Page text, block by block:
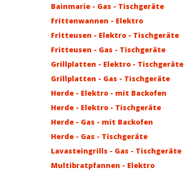
Bainmarie - Gas - Tischgeräte
Frittenwannen - Elektro
Fritteusen - Elektro - Tischgeräte
Fritteusen - Gas - Tischgeräte
Grillplatten - Elektro - Tischgeräte
Grillplatten - Gas - Tischgeräte
Herde - Elektro - mit Backofen
Herde - Elektro - Tischgeräte
Herde - Gas - mit Backofen
Herde - Gas - Tischgeräte
Lavasteingrills - Gas - Tischgeräte
Multibratpfannen - Elektro